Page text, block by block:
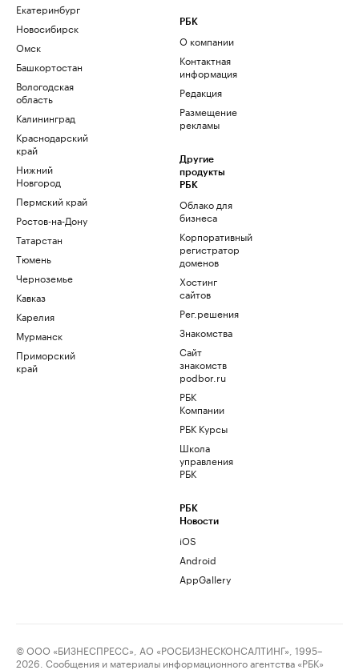
Екатеринбург
Новосибирск
Омск
Башкортостан
Вологодская
область
Калининград
Краснодарский
край
Нижний
Новгород
Пермский край
Ростов-на-Дону
Татарстан
Тюмень
Черноземье
Кавказ
Карелия
Мурманск
Приморский
край
РБК
О компании
Контактная
информация
Редакция
Размещение
рекламы
Другие
продукты
РБК
Облако для
бизнеса
Корпоративный
регистратор
доменов
Хостинг
сайтов
Рег.решения
Знакомства
Сайт
знакомств
podbor.ru
РБК
Компании
РБК Курсы
Школа
управления
РБК
РБК
Новости
iOS
Android
AppGallery
© ООО «БИЗНЕСПРЕСС», АО «РОСБИЗНЕСКОНСАЛТИНГ», 1995–
2026. Сообщения и материалы информационного агентства «РБК»